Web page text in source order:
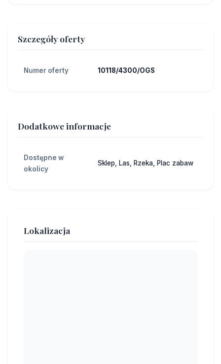
Szczegóły oferty
Numer oferty 10118/4300/OGS
Dodatkowe informacje
Dostępne w
okolicy
Sklep, Las, Rzeka, Plac zabaw
Lokalizacja